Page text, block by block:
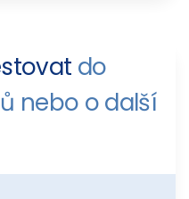
do
nebo o další